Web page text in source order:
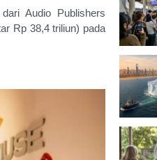
Audio Publishers
Rp 38,4 triliun) pada